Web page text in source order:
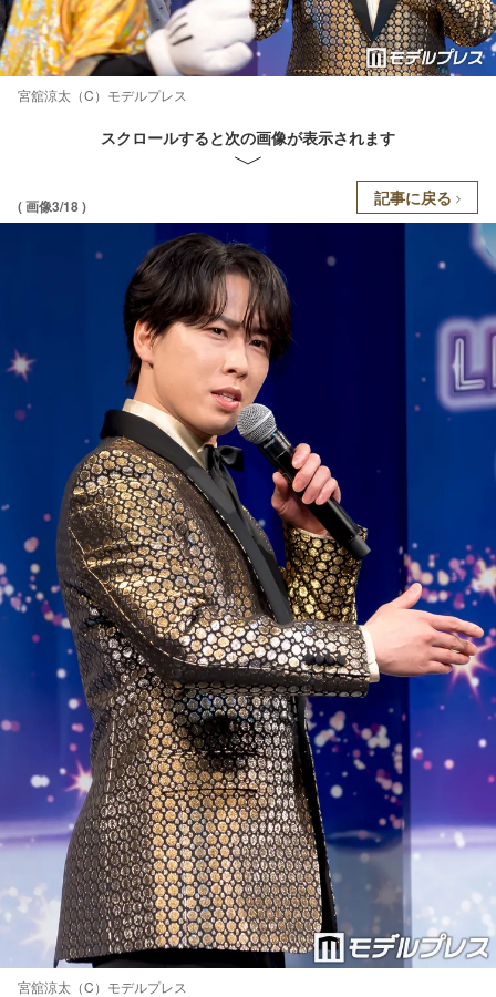
宮舘涼太（C）モデルプレス
スクロールすると次の画像が表示されます
( 画像3/18 ) 記事に戻る
宮舘涼太（C）モデルプレス